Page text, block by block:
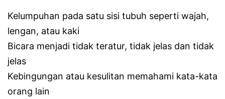
Kelumpuhan pada satu sisi tubuh seperti wajah,
lengan, atau kaki
Bicara menjadi tidak teratur, tidak jelas dan tidak
jelas
Kebingungan atau kesulitan memahami kata-kata
orang lain